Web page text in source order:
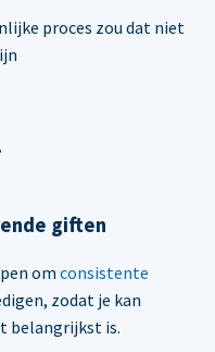
proces zou dat niet
giften
om consistente
zodat je kan
belangrijkst is.